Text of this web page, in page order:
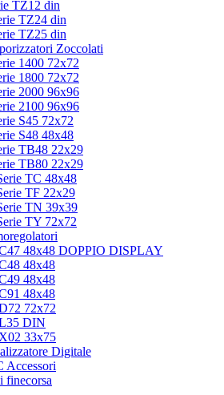
TZ12 din
TZ24 din
TZ25 din
Zoccolati
1400 72x72
1800 72x72
2000 96x96
2100 96x96
S45 72x72
S48 48x48
TB48 22x29
TB80 22x29
TC 48x48
TF 22x29
TN 39x39
TY 72x72
48x48 DOPPIO DISPLAY
48x48
48x48
48x48
72x72
DIN
33x75
Digitale
Accessori
finecorsa